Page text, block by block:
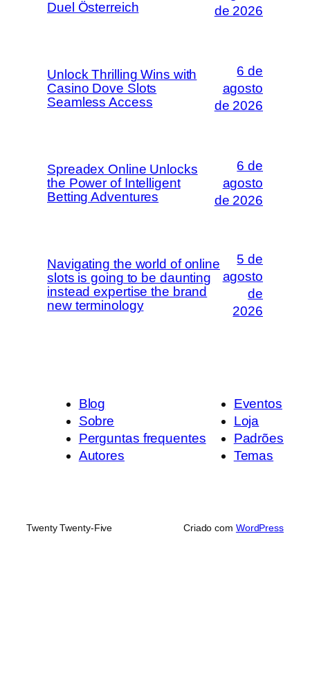
Duel Österreich
de 2026
Unlock Thrilling Wins with
Casino Dove Slots
Seamless Access
6 de
agosto
de 2026
Spreadex Online Unlocks
the Power of Intelligent
Betting Adventures
6 de
agosto
de 2026
Navigating the world of online
slots is going to be daunting
instead expertise the brand
new terminology
5 de
agosto
de
2026
Blog
Sobre
Perguntas frequentes
Autores
Eventos
Loja
Padrões
Temas
Twenty Twenty-Five Criado com WordPress